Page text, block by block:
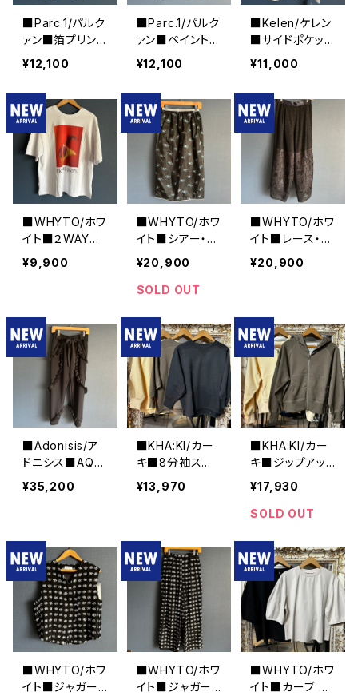
■Parc.1/パルク
ァン■箔プリント
カットソー■108
-076120
¥12,100
■Parc.1/パルク
ァン■ペイントフ
ォイルTee■10
7-076121
¥12,100
■Kelen/ケレン
■サイドポケッ
ト・スウェットTE
E■KLM26HCS
1203
¥11,000
■WHYTO/ホワ
イト■２WAYプ
リントTシャツ■
WHT26HCS40
¥9,900
■WHYTO/ホワ
イト■シアー・フ
ラワースカート
■WHT26HSK
4031
¥20,900
SOLD OUT
■WHYTO/ホワ
イト■レース・コ
ンビネーションパ
ンツ■WHT26
¥20,900
■Adonisis/ア
ドニシス■AQU
Aジャージーミ
ニフリルPT■S2
¥35,200
■KHA:KI/カー
キ■8分袖スウ
ェットシャツ■MI
L26HCS3473
¥13,970
■KHA:KI/カー
キ■ジップアッ
プフーディー■
MIL26HCS347
3■
¥17,930
SOLD OUT
■WHYTO/ホワ
イト■ジャガー
■WHYTO/ホワ
イト■ジャガー
■WHYTO/ホワ
イト■カーブ ス